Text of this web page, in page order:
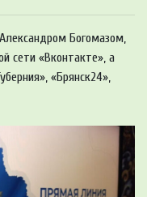
Богомазом,
сети «Вконтакте», а
«Брянск24»,